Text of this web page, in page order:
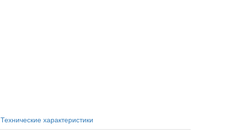
Технические характеристики